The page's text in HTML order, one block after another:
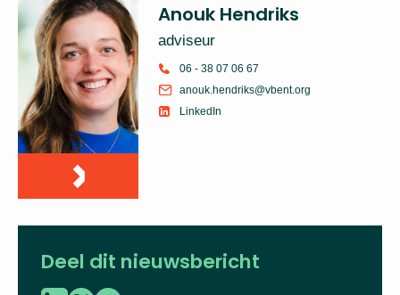
Anouk Hendriks
adviseur
06 - 38 07 06 67
anouk.hendriks@vbent.org
LinkedIn
Deel dit nieuwsbericht